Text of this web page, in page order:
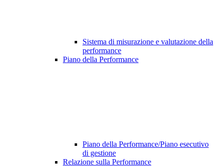
Sistema di misurazione e valutazione della
performance
Piano della Performance
Piano della Performance/Piano esecutivo
di gestione
Relazione sulla Performance